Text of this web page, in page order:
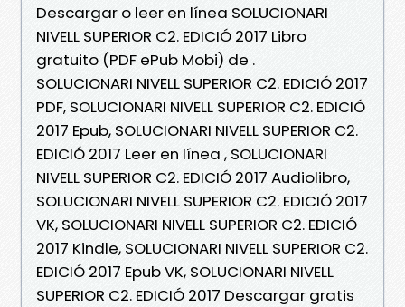
Descargar o leer en línea SOLUCIONARI
NIVELL SUPERIOR C2. EDICIÓ 2017 Libro
gratuito (PDF ePub Mobi) de .
SOLUCIONARI NIVELL SUPERIOR C2. EDICIÓ 2017
PDF, SOLUCIONARI NIVELL SUPERIOR C2. EDICIÓ
2017 Epub, SOLUCIONARI NIVELL SUPERIOR C2.
EDICIÓ 2017 Leer en línea , SOLUCIONARI
NIVELL SUPERIOR C2. EDICIÓ 2017 Audiolibro,
SOLUCIONARI NIVELL SUPERIOR C2. EDICIÓ 2017
VK, SOLUCIONARI NIVELL SUPERIOR C2. EDICIÓ
2017 Kindle, SOLUCIONARI NIVELL SUPERIOR C2.
EDICIÓ 2017 Epub VK, SOLUCIONARI NIVELL
SUPERIOR C2. EDICIÓ 2017 Descargar gratis